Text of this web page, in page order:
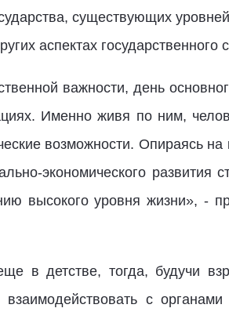
существующих
аспектах государственного
важности, день
Именно живя по ним,
возможности. Опираясь на
экономического развития
высокого уровня жизни», -
в детстве, тогда, будучи
с